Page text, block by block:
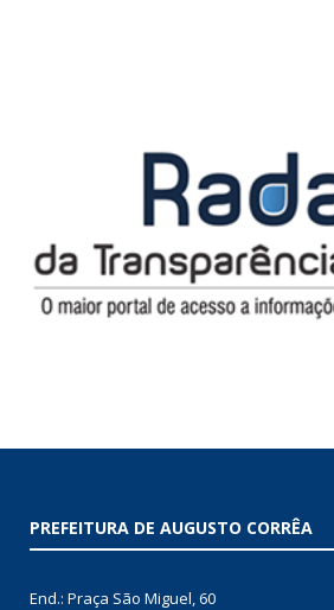
PREFEITURA DE AUGUSTO CORRÊA
End.: Praça São Miguel, 60